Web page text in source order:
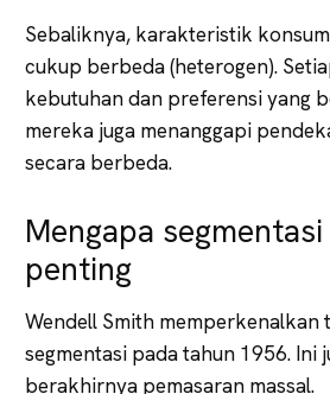
Sebaliknya, karakteristik
cukup berbeda (heterogen).
kebutuhan dan preferensi yang
mereka juga menanggapi
secara berbeda.
Mengapa
penting
Wendell Smith memperkenalkan
segmentasi pada tahun 1956. Ini
berakhirnya pemasaran massal.